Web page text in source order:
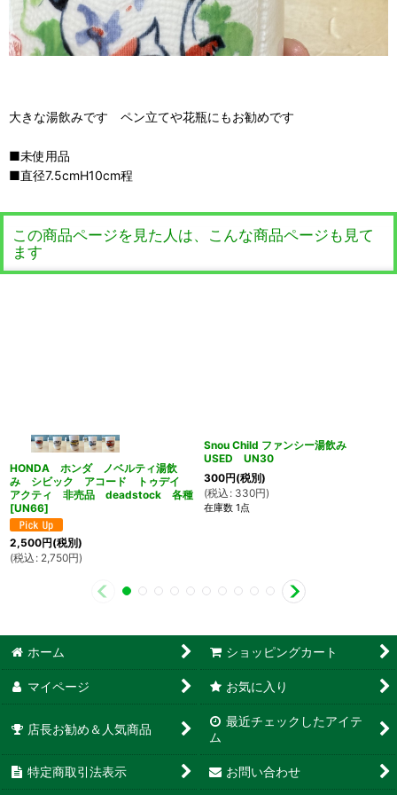
大きな湯飲みです ペン立てや花瓶にもお勧めです
■未使用品
■直径7.5cmH10cm程
この商品ページを見た人は、こんな商品ページも見て
ます
HONDA ホンダ ノベルティ湯飲
み シビック アコード トゥデイ
アクティ 非売品 deadstock 各種
[UN66]
2,500円(税別)
(税込 : 2,750円)
Snou Child ファンシー湯飲み
USED UN30
300円(税別)
(税込 : 330円)
在庫数 1点
ホーム ショッピングカート
マイページ お気に入り
店長お勧め＆人気商品
最近チェックしたアイテ
ム
特定商取引法表示 お問い合わせ